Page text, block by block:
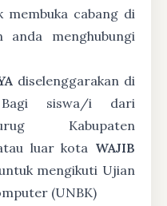
membuka cabang di
anda menghubungi
diselenggarakan di
siswa/i dari
Kabupaten
luar kota WAJIB
mengikuti Ujian
(UNBK)